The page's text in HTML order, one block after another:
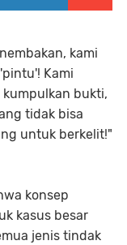
kami
Kami
bukti,
tidak bisa
untuk berkelit!"
konsep
kasus besar
jenis tindak